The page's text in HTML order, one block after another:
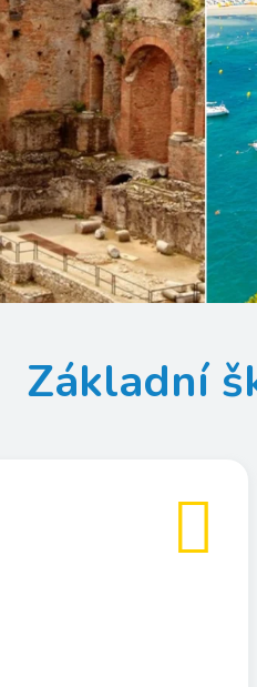
Základní
